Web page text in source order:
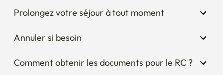
Prolongez votre séjour à tout moment
Annuler si besoin
Comment obtenir les documents pour le RC ?